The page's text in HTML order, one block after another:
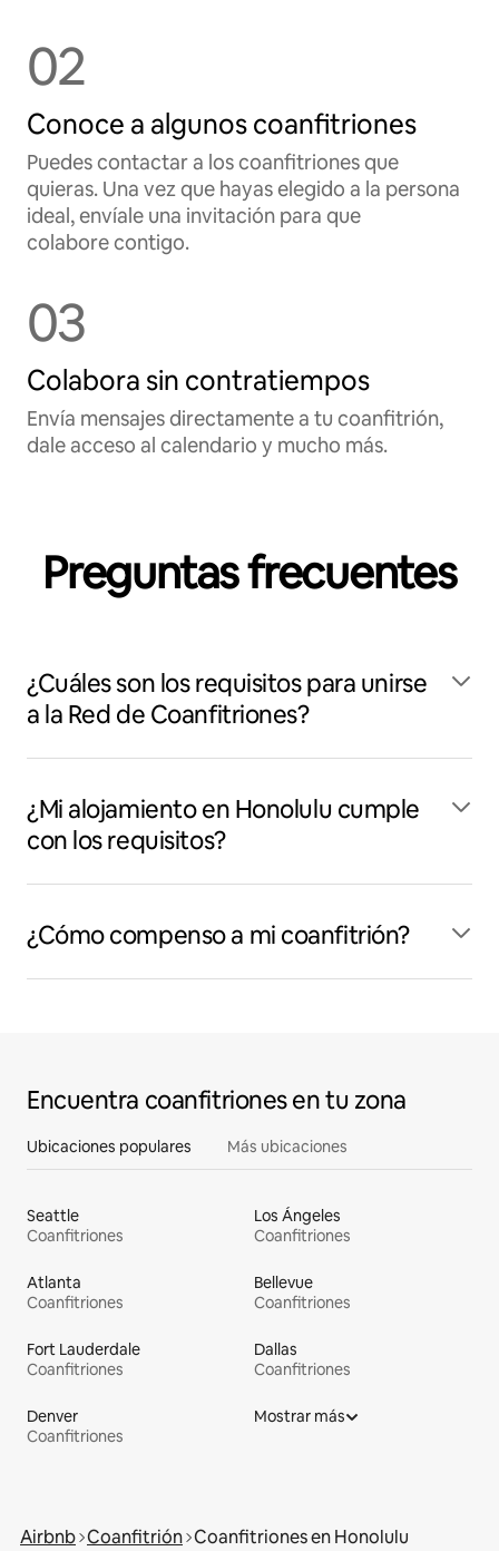
02
Conoce a algunos coanfitriones
Puedes contactar a los coanfitriones que
quieras. Una vez que hayas elegido a la persona
ideal, envíale una invitación para que
colabore contigo.
03
Colabora sin contratiempos
Envía mensajes directamente a tu coanfitrión,
dale acceso al calendario y mucho más.
Preguntas frecuentes
¿Cuáles son los requisitos para unirse
a la Red de Coanfitriones?
¿Mi alojamiento en Honolulu cumple
con los requisitos?
¿Cómo compenso a mi coanfitrión?
Encuentra coanfitriones en tu zona
Ubicaciones populares Más ubicaciones
Seattle
Coanfitriones
Los Ángeles
Coanfitriones
Atlanta
Coanfitriones
Bellevue
Coanfitriones
Fort Lauderdale
Coanfitriones
Dallas
Coanfitriones
Denver
Coanfitriones
Mostrar más
Airbnb Coanfitrión Coanfitriones en Honolulu